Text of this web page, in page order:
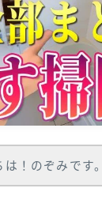
は！のぞみです。